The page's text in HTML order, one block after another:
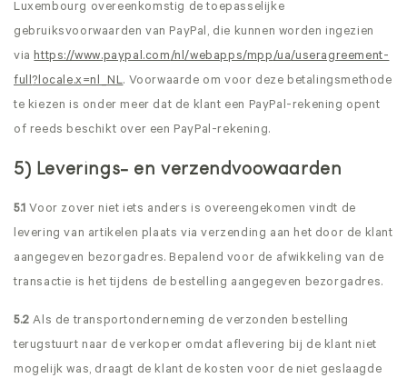
Luxembourg overeenkomstig de toepasselijke
gebruiksvoorwaarden van PayPal, die kunnen worden ingezien
viahttps://www.paypal.com/nl/webapps/mpp/ua/useragreement-
full?locale.x=nl_NL. Voorwaarde om voor deze betalingsmethode
te kiezen is onder meer dat de klant een PayPal-rekening opent
of reeds beschikt over een PayPal-rekening.
5) Leverings- en verzendvoowaarden
5.1 Voor zover niet iets anders is overeengekomen vindt de
levering van artikelen plaats via verzending aan het door de klant
aangegeven bezorgadres. Bepalend voor de afwikkeling van de
transactie is het tijdens de bestelling aangegeven bezorgadres.
5.2 Als de transportonderneming de verzonden bestelling
terugstuurt naar de verkoper omdat aflevering bij de klant niet
mogelijk was, draagt de klant de kosten voor de niet geslaagde